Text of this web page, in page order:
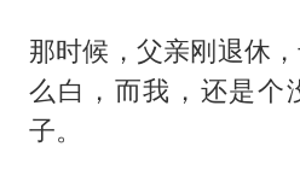
那时候，父亲刚退休
么白，而我，还是个
子。